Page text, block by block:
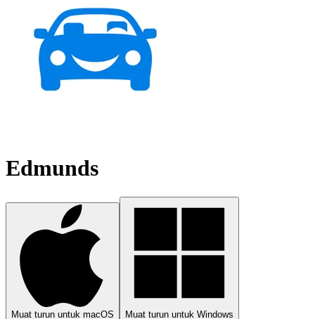
Edmunds
Muat turun untuk macOS Muat turun untuk Windows